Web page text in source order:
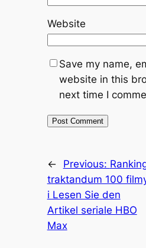
Website
Save my name,
website in this
next time I
← Previous:
traktandum 100
i Lesen Sie den
Artikel seriale HBO
Max